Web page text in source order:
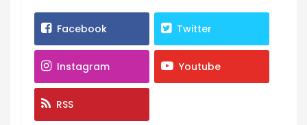
Facebook Twitter
Instagram Youtube
RSS